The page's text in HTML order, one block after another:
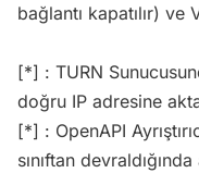
bağlantı kapatılır) ve
[*] : TURN
doğru IP adresine
[*] : OpenAPI
sınıftan